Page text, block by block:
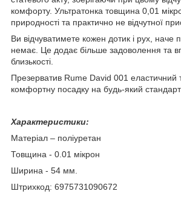
комфорту. Ультратонка товщина 0,01
природності та практично не відчутної
Ви відчуватимете кожен дотик і рух, наче
немає. Це додає більше задоволення та
близькості.
Презерватив Rume David 001 еластичний
комфортну посадку на будь-який
Характеристики:
Матеріал – поліуретан
Товщина - 0.01 мікрон
Ширина - 54 мм.
Штрихкод: 6975731090672